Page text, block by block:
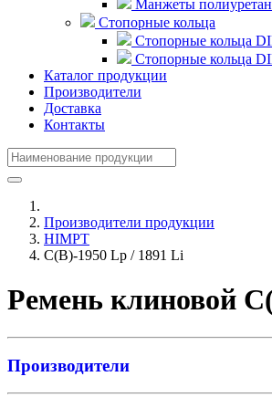
Манжеты
Стопорные кольца
Стопорные кольца
Стопорные кольца
Каталог продукции
Производители
Доставка
Контакты
Производители продукции
HIMPT
С(В)-1950 Lp / 1891 Li
Ремень клиновой
Производители